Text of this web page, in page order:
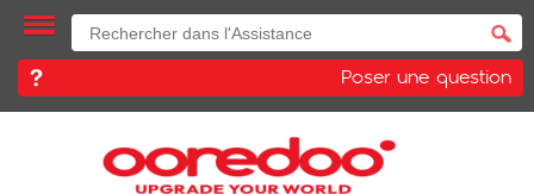
Poser une question